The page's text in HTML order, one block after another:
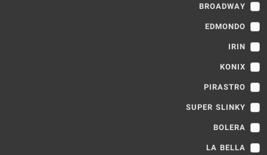
BROADWAY
EDMONDO
IRIN
KONIX
PIRASTRO
SUPER SLINKY
BOLERA
LA BELLA